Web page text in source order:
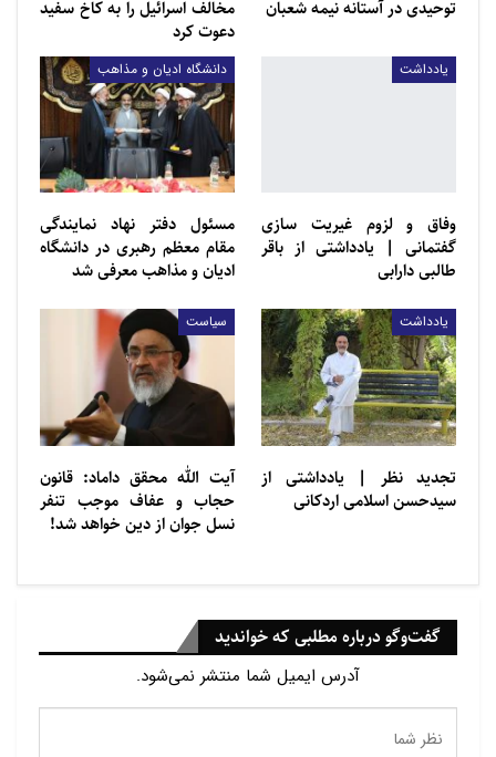
اسرائیل، از آغاز حملات نظامی زمینی ارتش این کشور به
غزه در آینده‌ای نزدیک خبر داده است.
سازمان ملل و برخی کشورهای اروپایی ازجمله انگلستان که
از حامیان اسرائیل به شمار می‌رود هم از سویی خواستار
توقف جنگ برای ارسال کمک‌های انسانی به غزه شده‌اند.
منبع:سرویس انگلیسی ردنا
توحیدی در آستانه نیمه شعبان
مخالف اسرائیل را به کاخ سفید
دعوت کرد
یادداشت
وفاق و لزوم غیریت سازی
گفتمانی | یادداشتی از باقر
طالبی دارابی
دانشگاه ادیان و مذاهب
مسئول دفتر نهاد نمایندگی
مقام معظم رهبری در دانشگاه
ادیان و مذاهب معرفی شد
یادداشت
تجديد ‌‌نظر | یادداشتی از
سيدحسن اسلامی اردكانی
سیاست
آیت الله محقق داماد: قانون
حجاب و عفاف موجب تنفر
نسل جوان از دین خواهد شد!
گفت‌وگو درباره مطلبی که خواندید
آدرس ایمیل شما منتشر نمی‌شود.